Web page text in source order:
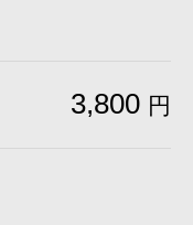
3,800 円